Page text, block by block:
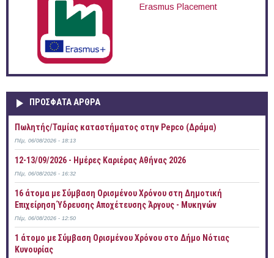
Erasmus Placement
ΠΡOΣΦΑΤΑ AΡΘΡΑ
Πωλητής/Ταμίας καταστήματος στην Pepco (Δράμα)
Πέμ, 06/08/2026 - 18:13
12-13/09/2026 - Ημέρες Καριέρας Αθήνας 2026
Πέμ, 06/08/2026 - 16:32
16 άτομα με Σύμβαση Ορισμένου Χρόνου στη Δημοτική
Επιχείρηση Ύδρευσης Αποχέτευσης Άργους - Μυκηνών
Πέμ, 06/08/2026 - 12:50
1 άτομο με Σύμβαση Ορισμένου Χρόνου στο Δήμο Νότιας
Κυνουρίας